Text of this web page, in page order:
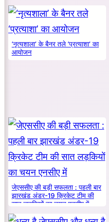
‘नृत्यशाला’ के बैनर तले ‘प्रत्याशा’ का
आयोजन
जेएससीए की बड़ी सफलता : पहली बार
झारखंड अंडर-19 क्रिकेट टीम की
सात लड़कियों का चयन एनसीए में